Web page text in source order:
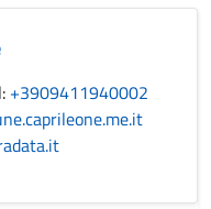
+3909411940002